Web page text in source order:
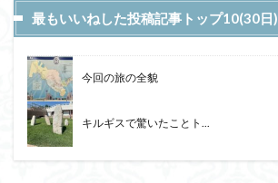
最もいいねした投稿記事トップ10(30日)
今回の旅の全貌
キルギスで驚いたことト...